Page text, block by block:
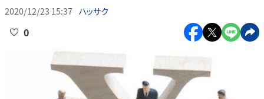
2020/12/23 15:37 ハッサク
0